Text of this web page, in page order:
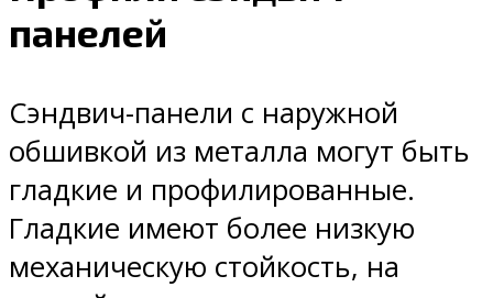
панелей
Сэндвич-панели с наружной
обшивкой из металла могут быть
гладкие и профилированные.
Гладкие имеют более низкую
механическую стойкость, на